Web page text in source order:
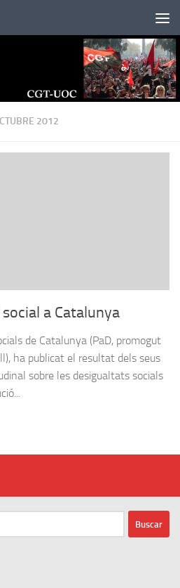
2012
a Catalunya
de Catalunya (PaD, promogut
ha publicat el resultat dels seus
sobre les desigualtats socials